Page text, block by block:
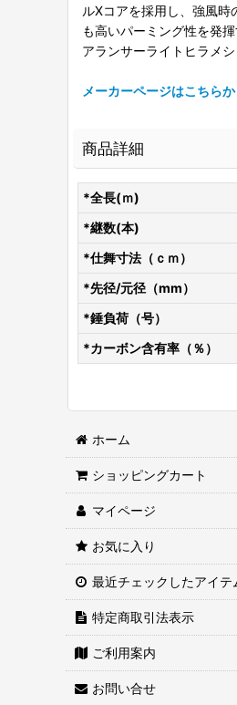
ルXコアを採用し、強風
も高いパーミング性を発
アランサーライトヒラメシ
メーカーページはこちら
商品詳細
*全長(ｍ)
*継数(本)
*仕舞寸法（ｃｍ）
*先径/元径（mm）
*錘負荷（号）
*カーボン含有率（％）
ホーム
ショッピングカート
マイページ
お気に入り
最近チェックしたアイテ
特定商取引法表示
ご利用案内
お問い合せ